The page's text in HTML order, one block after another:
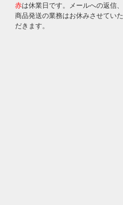
赤は休業日です。メールへの返信、
商品発送の業務はお休みさせていた
だきます。